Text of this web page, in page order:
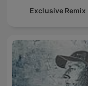
Exclusive Remix